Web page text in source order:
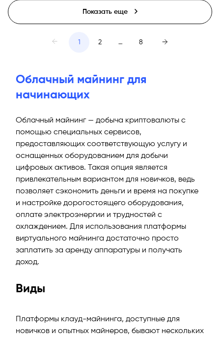
Показать еще
1 2 … 8
Облачный майнинг для
начинающих
Облачный майнинг — добыча криптовалюты с
помощью специальных сервисов,
предоставляющих соответствующую услугу и
оснащенных оборудованием для добычи
цифровых активов. Такая опция является
привлекательным вариантом для новичков, ведь
позволяет сэкономить деньги и время на покупке
и настройке дорогостоящего оборудования,
оплате электроэнергии и трудностей с
охлаждением. Для использования платформы
виртуального майнинга достаточно просто
заплатить за аренду аппаратуры и получать
доход.
Виды
Платформы клауд-майнинга, доступные для
новичков и опытных майнеров, бывают нескольких